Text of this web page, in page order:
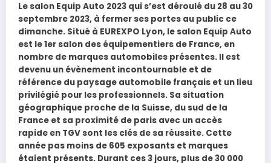
Le salon Equip Auto 2023 qui s’est déroulé du 28 au 30
septembre 2023, à fermer ses portes au public ce
dimanche. Situé à EUREXPO Lyon, le salon Equip Auto
est le 1er salon des équipementiers de France, en
nombre de marques automobiles présentes. Il est
devenu un évènement incontournable et de
référence du paysage automobile français et un lieu
privilégié pour les professionnels. Sa situation
géographique proche de la Suisse, du sud de la
France et sa proximité de paris avec un accès
rapide en TGV sont les clés de sa réussite. Cette
année pas moins de 605 exposants et marques
étaient présents. Durant ces 3 jours, plus de 30 000